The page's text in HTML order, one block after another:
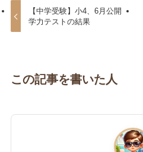
【中学受験】小4、6月公開
学力テストの結果
この記事を書いた人